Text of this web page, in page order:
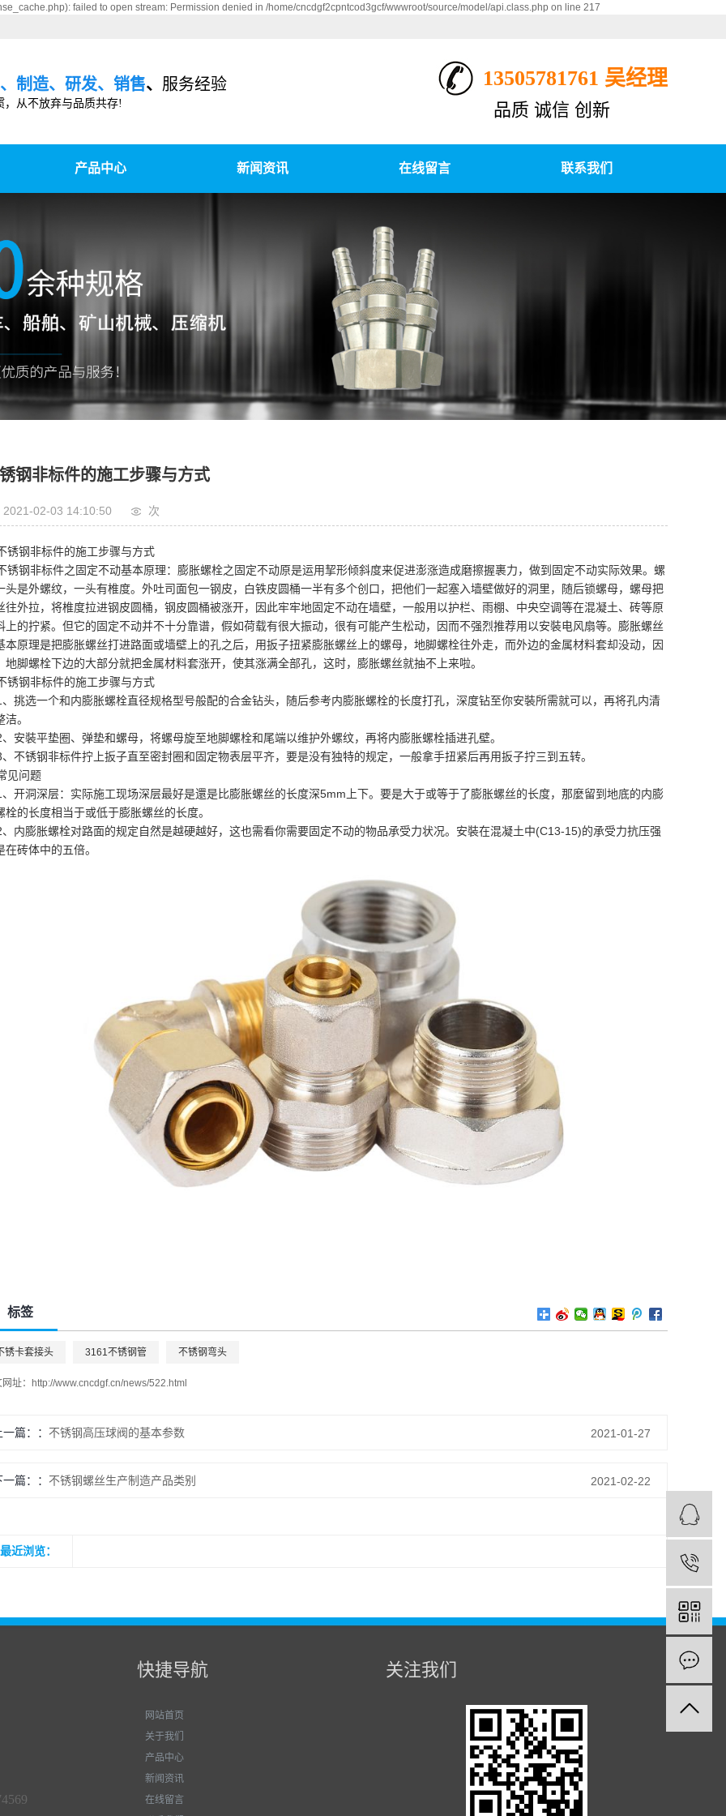
failed to open stream: Permission denied in /home/cncdgf2cpntcod3gcf/wwwroot/source/model/api.class.php on line 217
制造、研发、销售、 服务经验
，从不放弃与品质共存!
13505781761 吴经理
品质 诚信 创新
产品中心 新闻资讯 在线留言 联系我们
钢非标件的施工步骤与方式
2021-02-03 14:10:50 次
钢非标件的施工步骤与方式
钢非标件之固定不动基本原理：膨胀螺栓之固定不动原是运用挈形倾斜度来促进澎涨造成磨擦握裹力，做到固定不动实际效果。螺
头是外螺纹，一头有椎度。外吐司面包一钢皮，白铁皮圆桶一半有多个创口，把他们一起塞入墙壁做好的洞里，随后锁螺母，螺母把
往外拉，将椎度拉进钢皮圆桶，钢皮圆桶被涨开，因此牢牢地固定不动在墙壁，一般用以护栏、雨棚、中央空调等在混凝土、砖等原
上的拧紧。但它的固定不动并不十分靠谱，假如荷载有很大振动，很有可能产生松动，因而不强烈推荐用以安裝电风扇等。膨胀螺丝
本原理是把膨胀螺丝打进路面或墙壁上的孔之后，用扳子扭紧膨胀螺丝上的螺母，地脚螺栓往外走，而外边的金属材料套却没动，因
地脚螺栓下边的大部分就把金属材料套涨开，使其涨满全部孔，这时，膨胀螺丝就抽不上来啦。
钢非标件的施工步骤与方式
选一个和内膨胀螺栓直径规格型号般配的合金钻头，随后参考内膨胀螺栓的长度打孔，深度钻至你安裝所需就可以，再将孔内清
洁。
裝平垫圈、弹垫和螺母，将螺母旋至地脚螺栓和尾端以维护外螺纹，再将内膨胀螺栓插进孔壁。
锈钢非标件拧上扳子直至密封圈和固定物表层平齐，要是没有独特的规定，一般拿手扭紧后再用扳子拧三到五转。
问题
洞深层：实际施工现场深层最好是還是比膨胀螺丝的长度深5mm上下。要是大于或等于了膨胀螺丝的长度，那麼留到地底的内膨
栓的长度相当于或低于膨胀螺丝的长度。
膨胀螺栓对路面的规定自然是越硬越好，这也需看你需要固定不动的物品承受力状况。安裝在混凝土中(C13-15)的承受力抗压强
在砖体中的五倍。
标签
锈卡套接头 3161不锈钢管 不锈钢弯头
址： http://www.cncdgf.cn/news/522.html
篇： 不锈钢高压球阀的基本参数 2021-01-27
篇： 不锈钢螺丝生产制造产品类别 2021-02-22
最近浏览：
快捷导航
网站首页
关于我们
产品中心
新闻资讯
在线留言
关注我们